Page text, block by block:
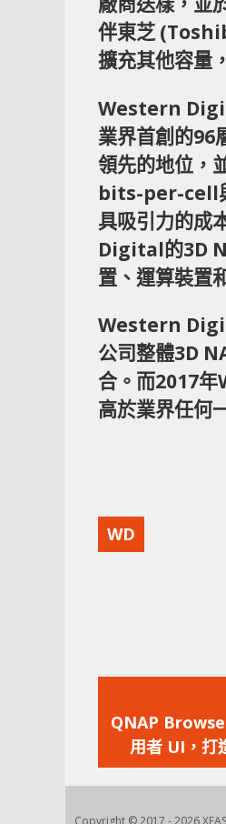
伴東芝
擴充其他容量
Western
業界首創的
領先的地位，
bits-per-cell
具吸引力的成
Digital的3D
置、運算裝置
Western
公司整體3D
合。而2017
高於業界任何
WD
QNAP
用者 UI，打
Copyright © 2017 - 2026